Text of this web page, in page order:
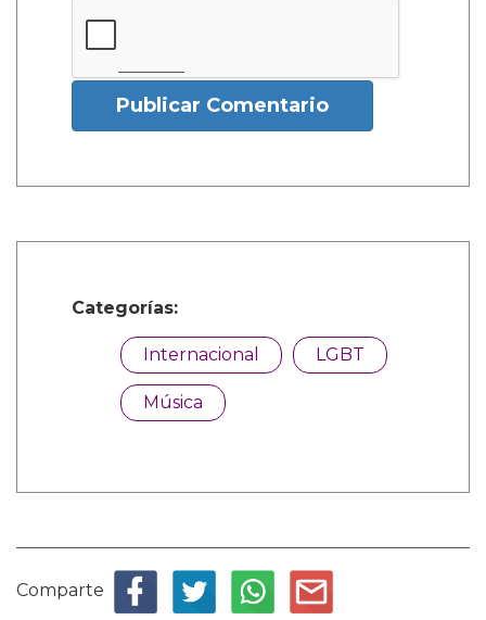
Publicar Comentario
Categorías:
Internacional LGBT
Música
Comparte